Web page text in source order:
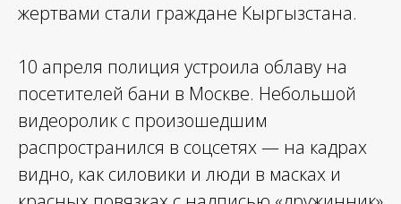
жертвами стали граждане Кыргызстана.
10 апреля полиция устроила облаву на
посетителей бани в Москве. Небольшой
видеоролик с произошедшим
распространился в соцсетях — на кадрах
видно, как силовики и люди в масках и